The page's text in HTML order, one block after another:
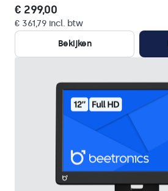
€ 299,00
€ 361,79 incl. btw
Bekijken